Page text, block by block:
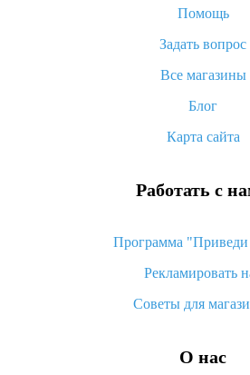
Как покупать оптом на
Что делать, если не пришел
возврата денег
Помощь
Задать вопрос
Все магазины
Блог
Карта сайта
Работать с
Программа "Приведи
Рекламировать
Советы для
О нас